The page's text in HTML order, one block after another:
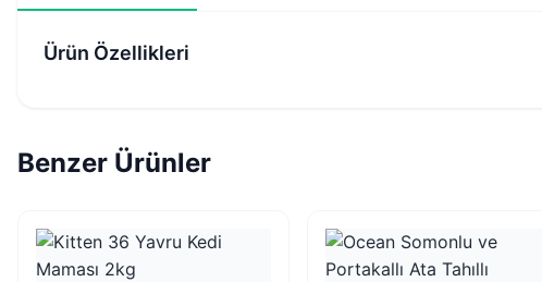
Ürün Özellikleri
Benzer Ürünler